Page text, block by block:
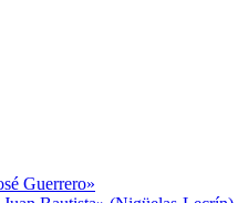
Guerrero»